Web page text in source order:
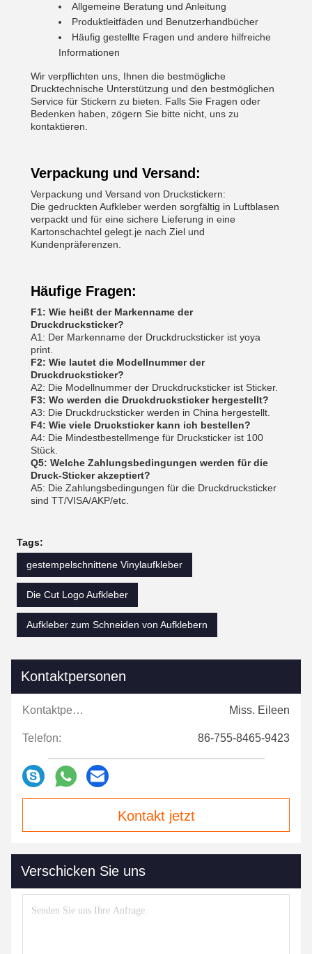
Allgemeine Beratung und Anleitung
Produktleitfäden und Benutzerhandbücher
Häufig gestellte Fragen und andere hilfreiche
Informationen
Wir verpflichten uns, Ihnen die bestmögliche
Drucktechnische Unterstützung und den bestmöglichen
Service für Stickern zu bieten. Falls Sie Fragen oder
Bedenken haben, zögern Sie bitte nicht, uns zu
kontaktieren.
Verpackung und Versand:
Verpackung und Versand von Druckstickern:
Die gedruckten Aufkleber werden sorgfältig in Luftblasen
verpackt und für eine sichere Lieferung in eine
Kartonschachtel gelegt.je nach Ziel und
Kundenpräferenzen.
Häufige Fragen:
F1: Wie heißt der Markenname der
Druckdrucksticker?
A1: Der Markenname der Druckdrucksticker ist yoya
print.
F2: Wie lautet die Modellnummer der
Druckdrucksticker?
A2: Die Modellnummer der Druckdrucksticker ist Sticker.
F3: Wo werden die Druckdrucksticker hergestellt?
A3: Die Druckdrucksticker werden in China hergestellt.
F4: Wie viele Drucksticker kann ich bestellen?
A4: Die Mindestbestellmenge für Drucksticker ist 100
Stück.
Q5: Welche Zahlungsbedingungen werden für die
Druck-Sticker akzeptiert?
A5: Die Zahlungsbedingungen für die Druckdrucksticker
sind TT/VISA/AKP/etc.
Tags:
gestempelschnittene Vinylaufkleber
Die Cut Logo Aufkleber
Aufkleber zum Schneiden von Aufklebern
Kontaktpersonen
Kontaktpersonen: Miss. Eileen
Telefon: 86-755-8465-9423
Kontakt jetzt
Verschicken Sie uns